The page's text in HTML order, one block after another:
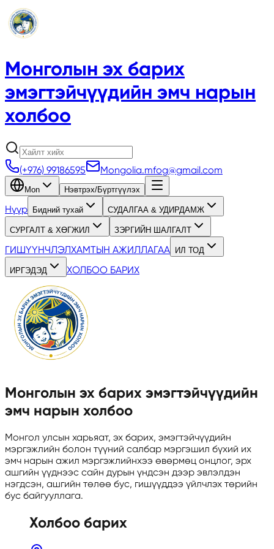
Монголын эх барих
эмэгтэйчүүдийн эмч нарын
холбоо
(+976) 99186595 Mongolia.mfog@gmail.com
Mon Нэвтрэх/Бүртгүүлэх
Нүүр Бидний тухай СУДАЛГАА & УДИРДАМЖ
СУРГАЛТ & ХӨГЖИЛ ЗЭРГИЙН ШАЛГАЛТ
ГИШҮҮНЧЛЭЛХАМТЫН АЖИЛЛАГАА ИЛ ТОД
ИРГЭДЭД ХОЛБОО БАРИХ
Монголын эх барих эмэгтэйчүүдийн
эмч нарын холбоо
Монгол улсын харьяат, эх барих, эмэгтэйчүүдийн
мэргэжлийн болон түүний салбар мэргэшил бүхий их
эмч нарын ажил мэргэжлийнхээ өвөрмөц онцлог, эрх
ашгийн үүднээс сайн дурын үндсэн дээр эвлэлдэн
нэгдсэн, ашгийн төлөө бус, гишүүддээ үйлчлэх төрийн
бус байгууллага.
Холбоо барих